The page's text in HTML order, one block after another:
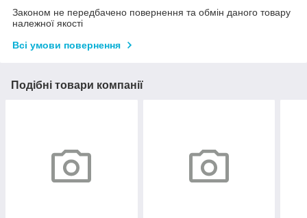
Законом не передбачено повернення та обмін даного товару
належної якості
Всі умови повернення
Подібні товари компанії